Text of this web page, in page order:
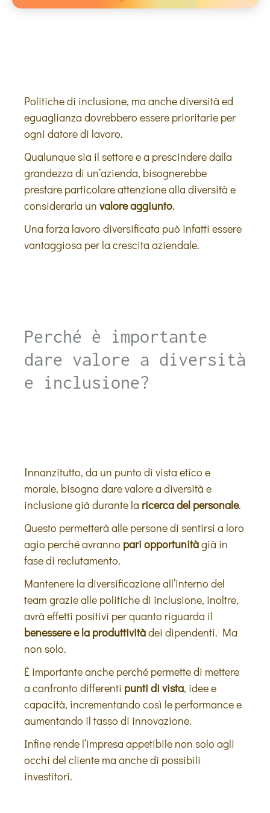
Politiche di inclusione, ma anche diversità ed
eguaglianza dovrebbero essere prioritarie per
ogni datore di lavoro.
Qualunque sia il settore e a prescindere dalla
grandezza di un’azienda, bisognerebbe
prestare particolare attenzione alla diversità e
considerarla un valore aggiunto.
Una forza lavoro diversificata può infatti essere
vantaggiosa per la crescita aziendale.
Perché è importante
dare valore a diversità
e inclusione?
Innanzitutto, da un punto di vista etico e
morale, bisogna dare valore a diversità e
inclusione già durante la ricerca del personale.
Questo permetterà alle persone di sentirsi a loro
agio perché avranno pari opportunitàgià in
fase di reclutamento.
Mantenere la diversificazione all’interno del
team grazie alle politiche di inclusione, inoltre,
avrà effetti positivi per quanto riguarda il
benessere e la produttivitàdei dipendenti. Ma
non solo.
È importante anche perché permette di mettere
a confronto differenti punti di vista, idee e
capacità, incrementando così le performance e
aumentando il tasso di innovazione.
Infine rende l’impresa appetibile non solo agli
occhi del cliente ma anche di possibili
investitori.